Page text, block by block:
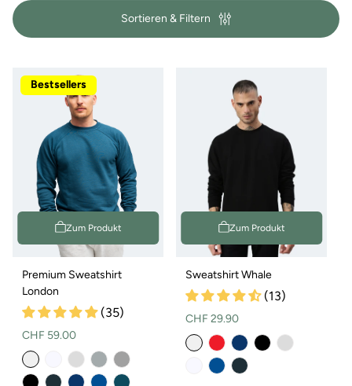
i
Sortieren & Filtern
Zum Produkt
Bestsellers
Premium Sweatshirt
London
(35)
Normaler
Preis
CHF 59.00
Zum Produkt
Sweatshirt Whale
(13)
Normaler
Preis
CHF 29.90